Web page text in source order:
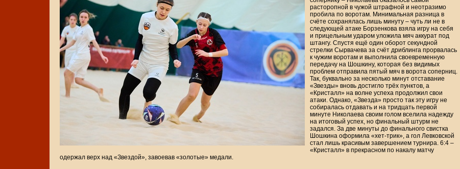
расторопной в чужой штрафной и неотразимо
пробила по воротам. Минимальная разница в
счёте сохранялась лишь минуту – чуть ли не в
следующей атаке Борзенкова взяла игру на себя
и прицельным ударом уложила мяч аккурат под
штангу. Спустя ещё один оборот секундной
стрелки Сырвачева за счёт дриблинга прорвалась
к чужим воротам и выполнила своевременную
передачу на Шошкину, которая без видимых
проблем отправила пятый мяч в ворота соперниц.
Так, буквально за несколько минут отставание
«Звезды» вновь достигло трёх пунктов, а
«Кристалл» на волне успеха продолжил свои
атаки. Однако, «Звезда» просто так эту игру не
собиралась отдавать и на тридцать первой
минуте Николаева своим голом вселила надежду
на итоговый успех, но финальный штурм не
задался. За две минуты до финального свистка
Шошкина оформила «хет-трик», а гол Левковской
стал лишь красивым завершением турнира. 6:4 –
«Кристалл» в прекрасном по накалу матчу
одержал верх над «Звездой», завоевав «золотые» медали.